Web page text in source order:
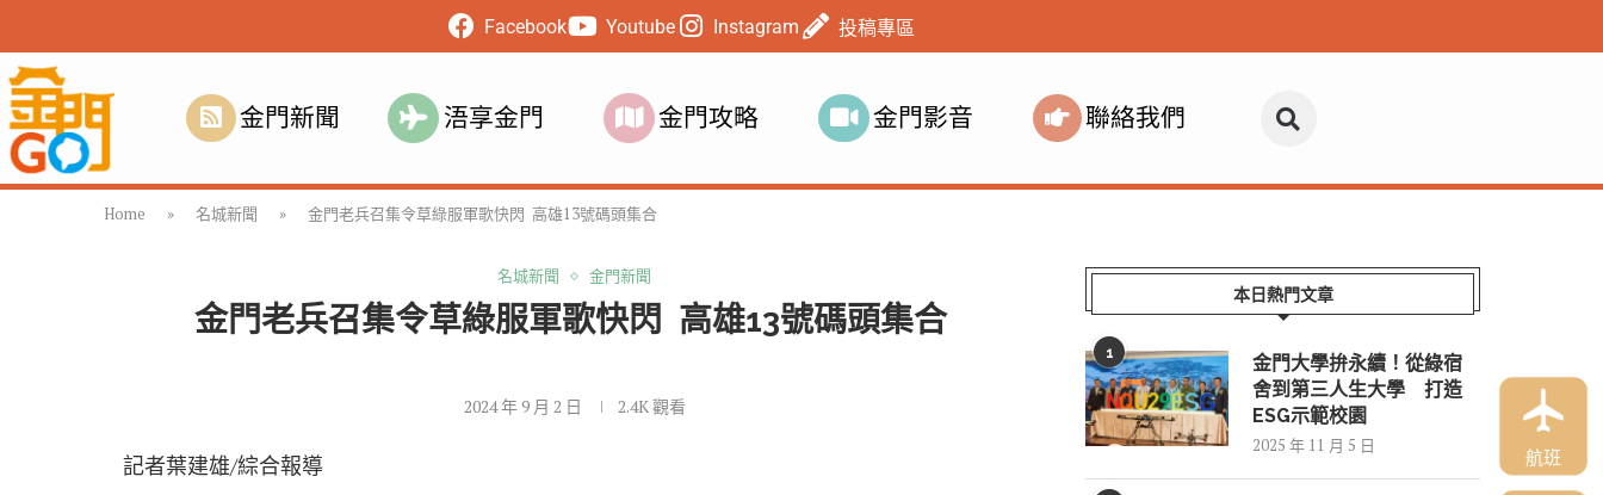
Facebook Youtube Instagram 投稿專區
金門新聞 浯享金門 金門攻略 金門影音 聯絡我們
Home » 名城新聞 » 金門老兵召集令草綠服軍歌快閃 高雄13號碼頭集合
名城新聞 金門新聞
金門老兵召集令草綠服軍歌快閃 高雄13號碼頭集合
2024 年 9 月 2 日 2.4K觀看
記者葉建雄/綜合報導
本日熱門文章
1
金門大學拚永續！從綠宿
舍到第三人生大學 打造
ESG示範校園
2025 年 11 月 5 日
航班